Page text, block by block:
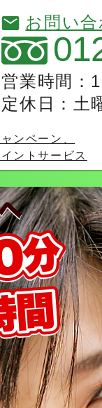
お問い
営業時間：
定休日：土
ンペーン、
ントサービス